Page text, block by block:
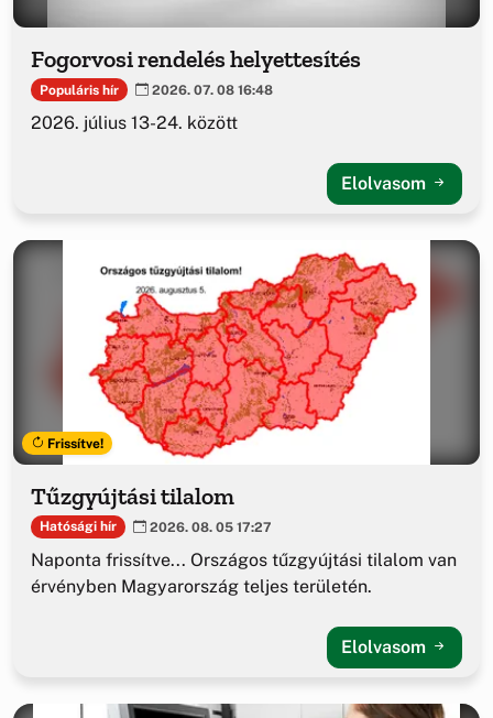
Fogorvosi rendelés helyettesítés
Populáris hír 2026. 07. 08 16:48
2026. július 13-24. között
Elolvasom
Frissítve!
Tűzgyújtási tilalom
Hatósági hír 2026. 08. 05 17:27
Naponta frissítve... Országos tűzgyújtási tilalom van
érvényben Magyarország teljes területén.
Elolvasom